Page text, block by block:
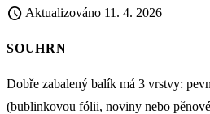
schedule Aktualizováno 11. 4. 2026
SOUHRN
Dobře zabalený balík má 3 vrstvy:
(bublinkovou fólii, noviny nebo